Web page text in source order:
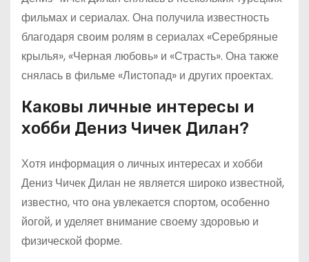
фильмах и сериалах. Она получила известность
благодаря своим ролям в сериалах «Серебряные
крылья», «Черная любовь» и «Страсть». Она также
снялась в фильме «Листопад» и других проектах.
Каковы личные интересы и
хобби Дениз Чичек Дилан?
Хотя информация о личных интересах и хобби
Дениз Чичек Дилан не является широко известной,
известно, что она увлекается спортом, особенно
йогой, и уделяет внимание своему здоровью и
физической форме.